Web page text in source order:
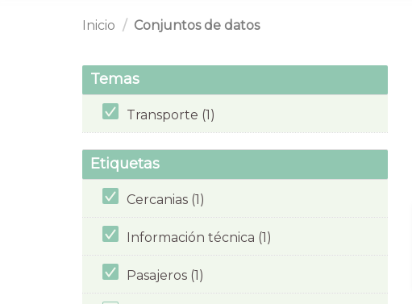
Inicio Conjuntos de datos
Temas
Transporte (1)
Etiquetas
Cercanias (1)
Información técnica (1)
Pasajeros (1)